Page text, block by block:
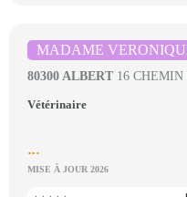
MADAME
80300 ALBERT 16
Vétérinaire
...
MISE À JOUR 2026